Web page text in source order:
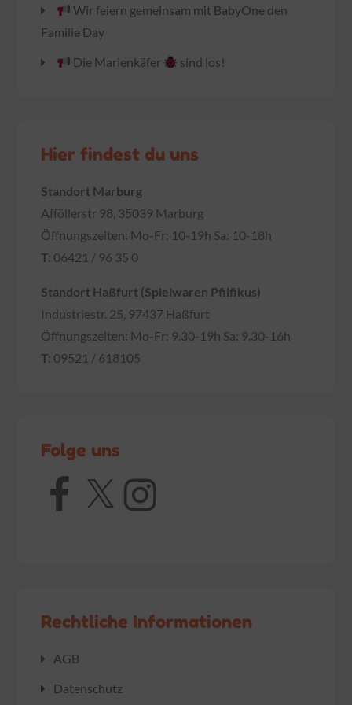
Wir feiern gemeinsam mit BabyOne den
Familie Day
Die Marienkäfer
sind los!
Hier findest du uns
Standort Marburg
Afföllerstr 98, 35039 Marburg
Öffnungszeiten: Mo-Fr: 10-19h Sa: 10-18h
T: 06421 / 96 35 0
Standort Haßfurt (Spielwaren Pfiifikus)
Industriestr. 25, 97437 Haßfurt
Öffnungszeiten: Mo-Fr: 9.30-19h Sa: 9.30-16h
T: 09521 / 618105
Folge uns
Facebook
X Instagram
Rechtliche Informationen
AGB
Datenschutz